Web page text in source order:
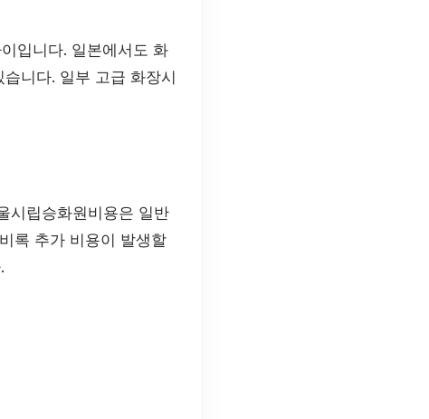
입니다. 일본에서도 화
니다. 일부 고급 화장시
시립승화원비용은 일반
록 추가 비용이 발생할